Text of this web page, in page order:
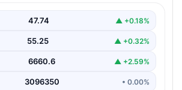
47.74 ▲ +0.18%
55.25 ▲ +0.32%
6660.6 ▲ +2.59%
3096350 • 0.00%